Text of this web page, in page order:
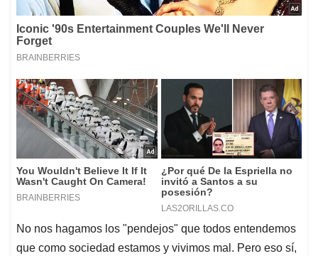
No nos hagamos los "pendejos" que todos entendemos
que como sociedad estamos y vivimos mal. Pero eso sí,